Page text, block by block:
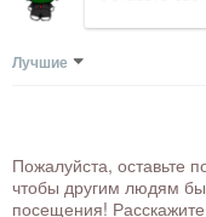
Лучшие
Пожалуйста, оставьте
чтобы другим людям
посещения! Расскажите